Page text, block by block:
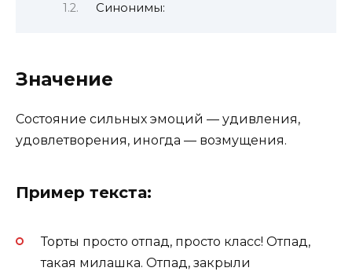
Синонимы:
Значение
Состояние сильных эмоций — удивления,
удовлетворения, иногда — возмущения.
Пример текста:
Торты просто отпад, просто класс! Отпад,
такая милашка. Отпад, закрыли